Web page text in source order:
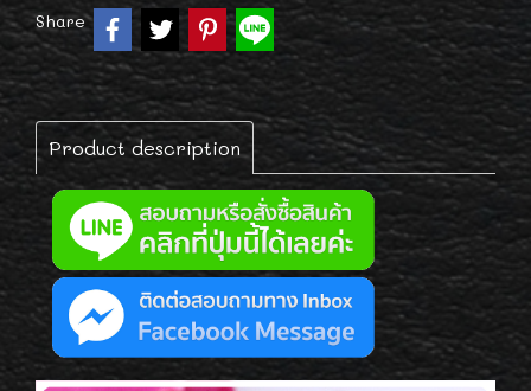
Share
Product description